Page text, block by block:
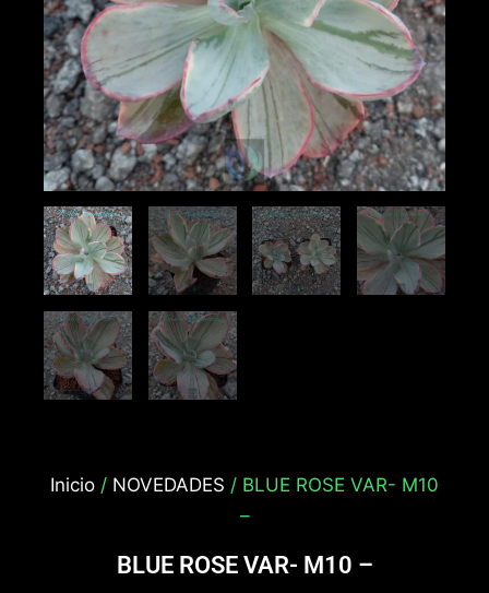
Inicio / NOVEDADES / BLUE ROSE VAR- M10
–
BLUE ROSE VAR- M10 –